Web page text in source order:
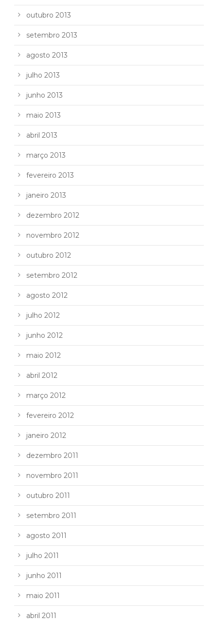
outubro 2013
setembro 2013
agosto 2013
julho 2013
junho 2013
maio 2013
abril 2013
março 2013
fevereiro 2013
janeiro 2013
dezembro 2012
novembro 2012
outubro 2012
setembro 2012
agosto 2012
julho 2012
junho 2012
maio 2012
abril 2012
março 2012
fevereiro 2012
janeiro 2012
dezembro 2011
novembro 2011
outubro 2011
setembro 2011
agosto 2011
julho 2011
junho 2011
maio 2011
abril 2011